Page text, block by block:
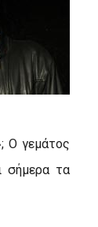
Ο γεμάτος
σήμερα τα